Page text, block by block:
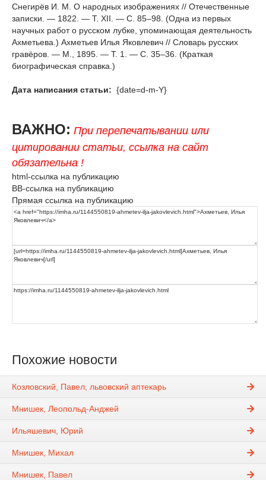
Снегирёв И. М. О народных изображениях // Отечественные
записки. — 1822. — Т. XII. — С. 85–98. (Одна из первых
научных работ о русском лубке, упоминающая деятельность
Ахметьева.) Ахметьев Илья Яковлевич // Словарь русских
гравёров. — М., 1895. — Т. 1. — С. 35–36. (Краткая
биографическая справка.)
Дата написания статьи: {date=d-m-Y}
ВАЖНО: При перепечатывании или
цитировании статьи, ссылка на сайт
обязательна !
html-ссылка на публикацию
BB-ссылка на публикацию
Прямая ссылка на публикацию
Похожие новости
Козловский, Павел, львовский аптекарь
Мнишек, Леопольд-Анджей
Ильяшевич, Юрий
Мнишек, Михал
Мнишек, Павел